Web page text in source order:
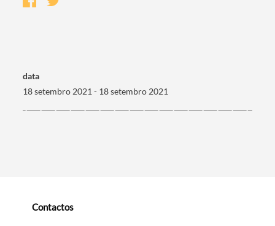
data
18 setembro 2021 - 18 setembro 2021
Contactos